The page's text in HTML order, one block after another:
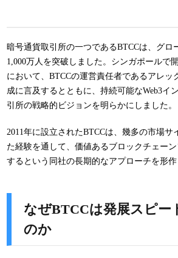
暗号通貨取引所の一つであるBTCCは、グロ
1,000万人を突破しました。シンガポールで
において、BTCCの運営責任者であるアレッ
成に言及するとともに、持続可能なWeb3イ
引所の戦略的ビジョンを明らかにしました。
2011年に設立されたBTCCは、幾多の市場サ
た経験を通して、価値あるブロックチェー
するという同社の長期的なアプローチを形作
なぜBTCCは発展スピー
のか